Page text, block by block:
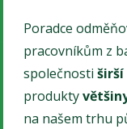
Poradce
pracovníkům z
společnostiširší
produkty
na našem trhu